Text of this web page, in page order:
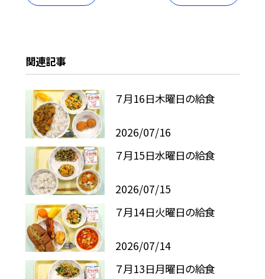
関連記事
７月16日木曜日の給食
2026/07/16
７月15日水曜日の給食
2026/07/15
７月14日火曜日の給食
2026/07/14
７月13日月曜日の給食